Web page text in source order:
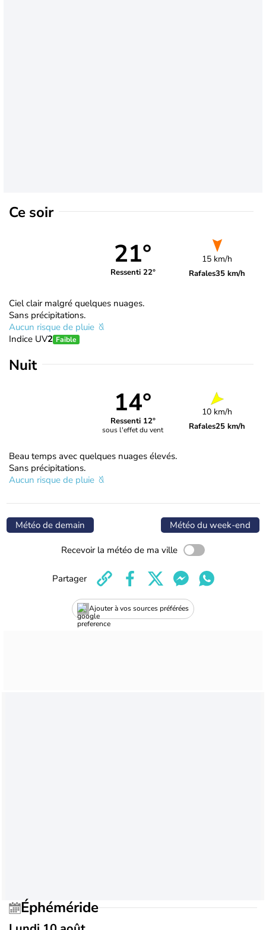
Ce soir
21°
Ressenti 22°
15 km/h
Rafales35 km/h
Ciel clair malgré quelques nuages.
Sans précipitations.
Aucun risque de pluie
Indice UV2 Faible
Nuit
14°
Ressenti 12°
sous l'effet du vent
10 km/h
Rafales25 km/h
Beau temps avec quelques nuages élevés.
Sans précipitations.
Aucun risque de pluie
Météo de demain Météo du week-end
Recevoir la météo de ma ville
Ajouter à vos sources préférées
Partager
Éphéméride